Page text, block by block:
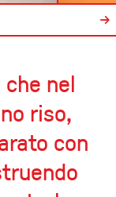
nel
riso,
con